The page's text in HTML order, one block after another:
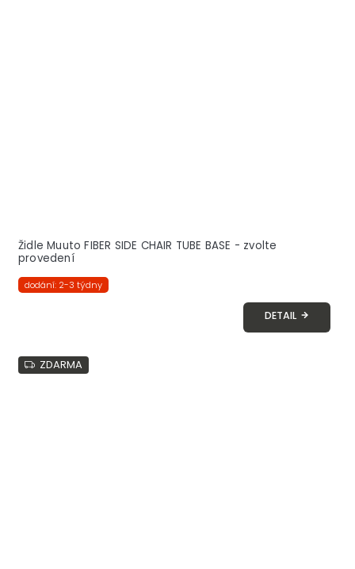
Židle Muuto FIBER SIDE CHAIR TUBE BASE - zvolte
provedení
dodání: 2-3 týdny
DETAIL
ZDARMA